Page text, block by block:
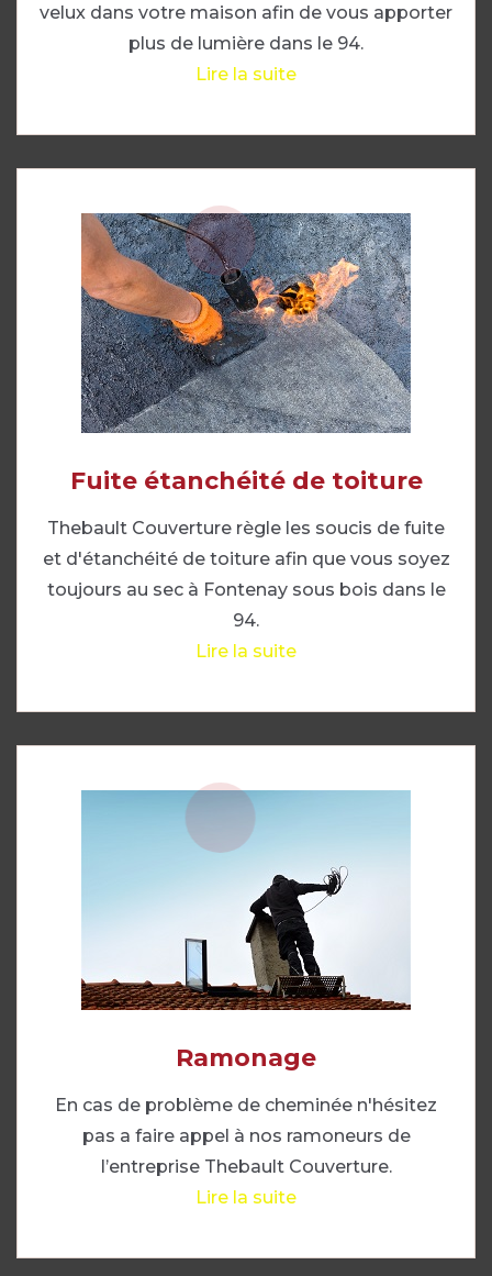
velux dans votre maison afin de vous apporter
plus de lumière dans le 94.
Lire la suite
Fuite étanchéité de toiture
Thebault Couverture règle les soucis de fuite
et d'étanchéité de toiture afin que vous soyez
toujours au sec à Fontenay sous bois dans le
94.
Lire la suite
Ramonage
En cas de problème de cheminée n'hésitez
pas a faire appel à nos ramoneurs de
l’entreprise Thebault Couverture.
Lire la suite